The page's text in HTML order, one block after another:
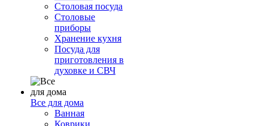
Столовая посуда
Столовые
приборы
Хранение кухня
Посуда для
приготовления в
духовке и СВЧ
Все для дома
Ванная
Коврики